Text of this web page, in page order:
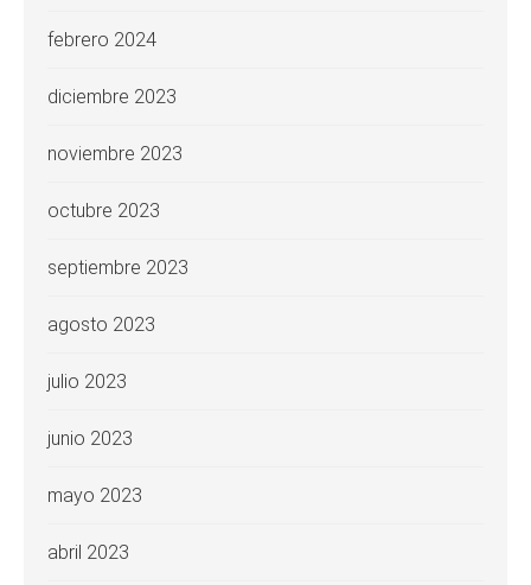
febrero 2024
diciembre 2023
noviembre 2023
octubre 2023
septiembre 2023
agosto 2023
julio 2023
junio 2023
mayo 2023
abril 2023